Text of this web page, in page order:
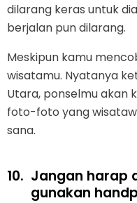
dilarang keras untuk
berjalan pun dilarang.
Meskipun kamu
wisatamu. Nyatanya
Utara, ponselmu akan
foto-foto yang
sana.
10. Jangan harap
gunakan